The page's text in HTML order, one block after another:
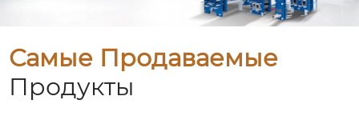
Самые Продаваемые
Продукты